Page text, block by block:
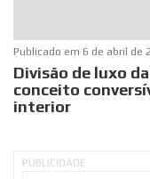
Publicado em 6 de abril de
Divisão de luxo
conceito
interior
PUBLICIDADE